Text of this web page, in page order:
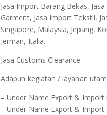
Jasa Import Barang Bekas,
Garment, Jasa Import Tekstil,
Singapore, Malaysia, Jepang,
Jerman, Italia.
Jasa Customs Clearance
Adapun kegiatan / layanan
– Under Name Export & Import
– Under Name Export & Import